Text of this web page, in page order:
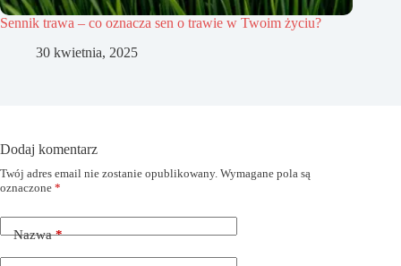
Sennik trawa – co oznacza sen o trawie w Twoim życiu?
30 kwietnia, 2025
Dodaj komentarz
Twój adres email nie zostanie opublikowany. Wymagane pola są
oznaczone *
Nazwa*